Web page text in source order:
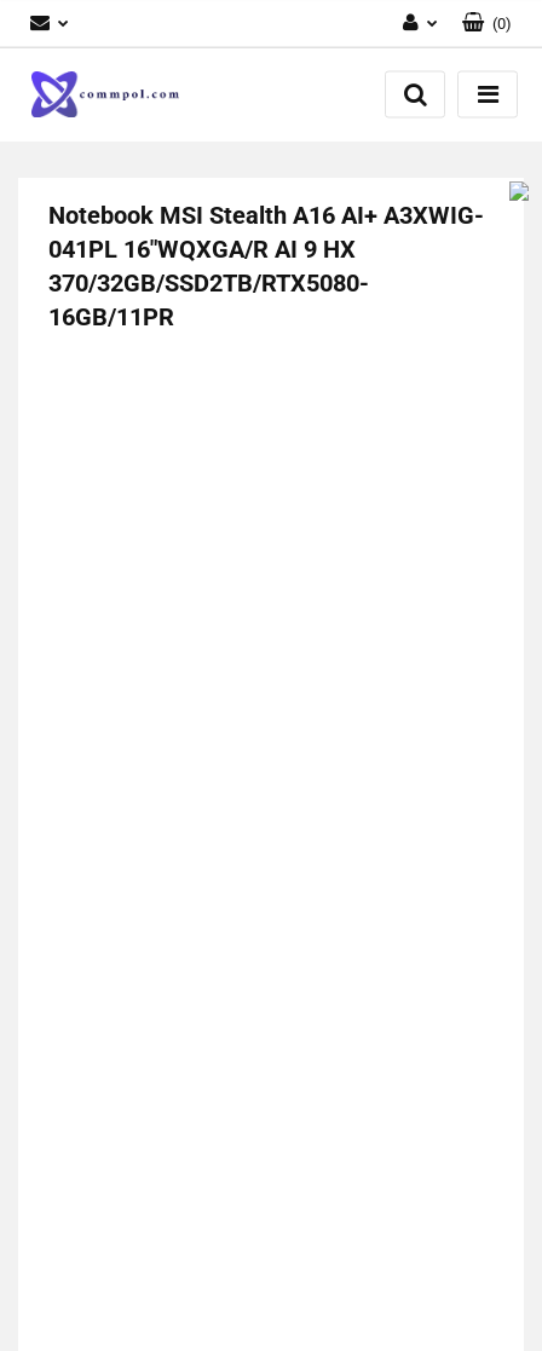
Zaloguj się
Zarejestruj się
(0)
Notebook MSI Stealth A16 AI+ A3XWIG-
041PL 16"WQXGA/R AI 9 HX
370/32GB/SSD2TB/RTX5080-
16GB/11PR